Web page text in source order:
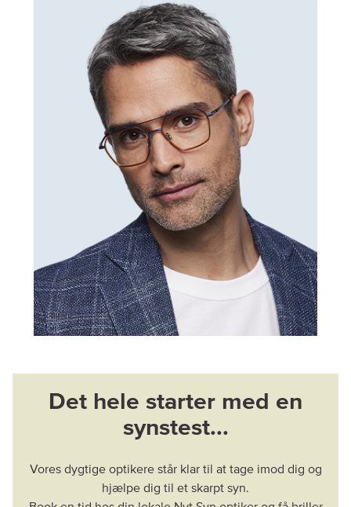
Det hele starter med en
synstest...
Vores dygtige optikere står klar til at tage imod dig og
hjælpe dig til et skarpt syn.